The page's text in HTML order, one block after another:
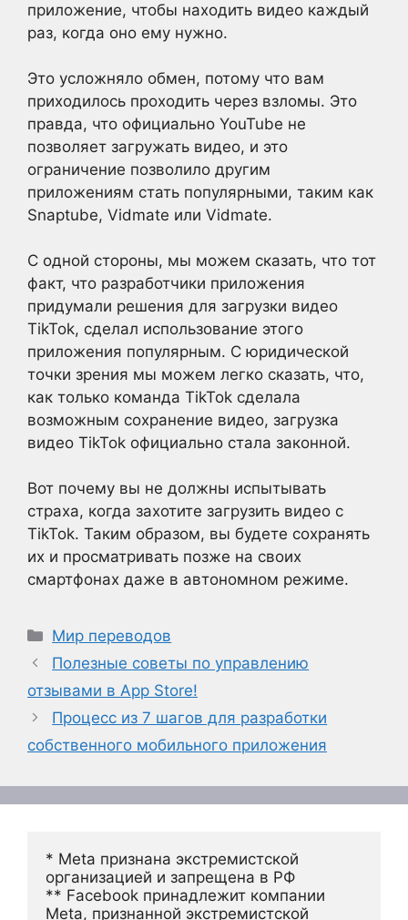
приложение, чтобы находить видео каждый
раз, когда оно ему нужно.
Это усложняло обмен, потому что вам
приходилось проходить через взломы. Это
правда, что официально YouTube не
позволяет загружать видео, и это
ограничение позволило другим
приложениям стать популярными, таким как
Snaptube, Vidmate или Vidmate.
С одной стороны, мы можем сказать, что тот
факт, что разработчики приложения
придумали решения для загрузки видео
TikTok, сделал использование этого
приложения популярным. С юридической
точки зрения мы можем легко сказать, что,
как только команда TikTok сделала
возможным сохранение видео, загрузка
видео TikTok официально стала законной.
Вот почему вы не должны испытывать
страха, когда захотите загрузить видео с
TikTok. Таким образом, вы будете сохранять
их и просматривать позже на своих
смартфонах даже в автономном режиме.
Рубрики
Мир переводов
Полезные советы по управлению
отзывами в App Store!
Процесс из 7 шагов для разработки
собственного мобильного приложения
* Meta признана экстремистской
организацией и запрещена в РФ
** Facebook принадлежит компании
Meta, признанной экстремистской